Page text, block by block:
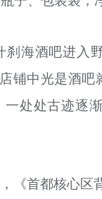
刹海酒吧进入
铺中光是酒吧
处处古迹逐
《首都核心区